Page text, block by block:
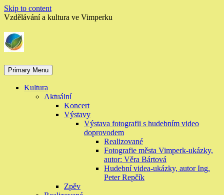
Skip to content
Vzdělávání a kultura ve Vimperku
Primary Menu
Kultura
Aktuální
Koncert
Výstavy
Výstava fotografii s hudebním video
doprovodem
Realizované
Fotografie města Vimperk-ukázky,
autor: Věra Bártová
Hudební videa-ukázky, autor Ing.
Peter Repčík
Zpěv